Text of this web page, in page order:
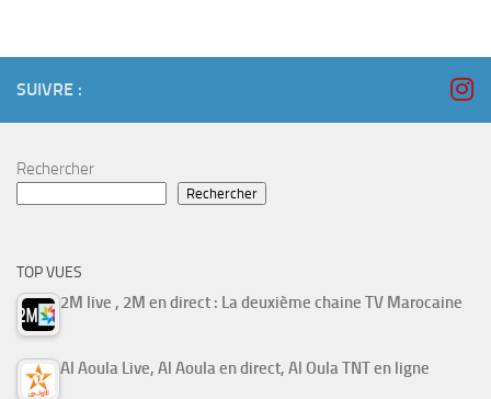
SUIVRE :
Rechercher
Rechercher
TOP VUES
2M live , 2M en direct : La deuxième chaine TV Marocaine
Al Aoula Live, Al Aoula en direct, Al Oula TNT en ligne